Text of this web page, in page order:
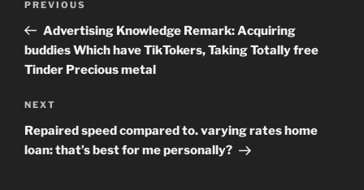
Previous
Post
PREVIOUS
Advertising Knowledge Remark: Acquiring
buddies Which have TikTokers, Taking Totally free
Tinder Precious metal
Next
Post
NEXT
Repaired speed compared to. varying rates home
loan: that’s best for me personally?